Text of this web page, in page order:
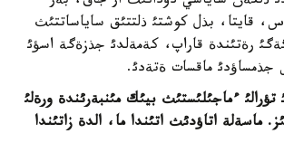
قايتا، بذل كوشتئ ذلتتئق ساياساتتئث
رةتئندة قاراپ، كةمةلدئ جذزةگة اسؤئ
ماقسات ةتةدئ.
ءماجئلئستئث بيئك مئنبةرئندة ورةلئ
ماسةلة اتاؤدئث اتئندا ما، الدة زاتئندا